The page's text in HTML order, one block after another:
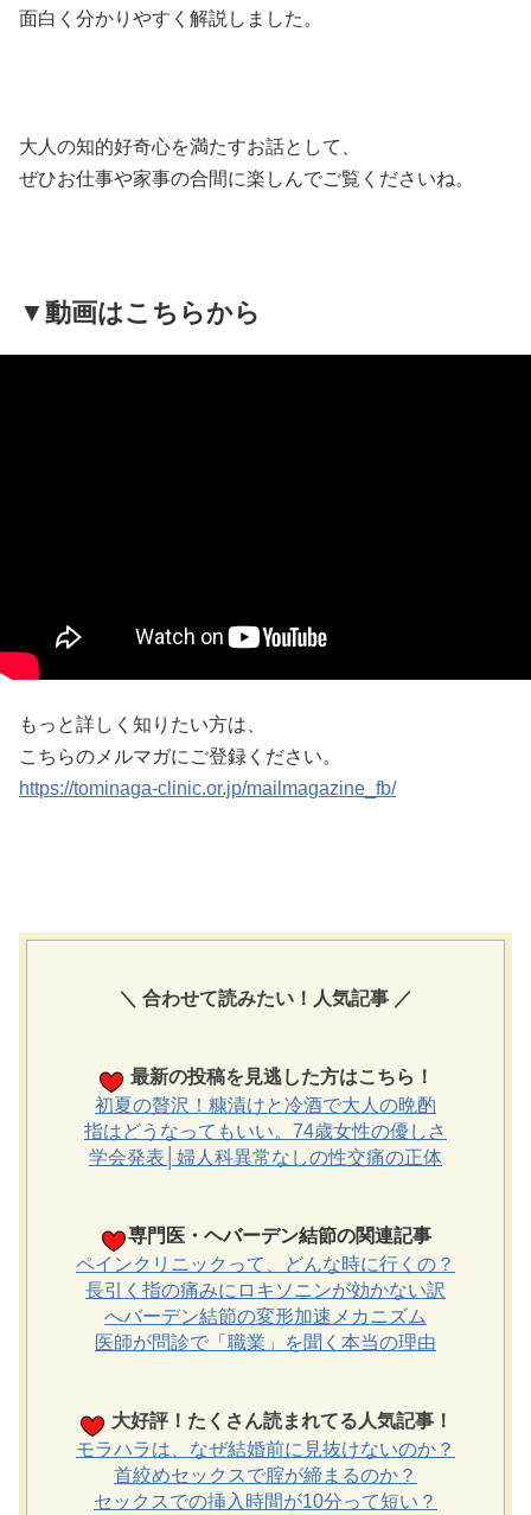
面白く分かりやすく解説しました。
大人の知的好奇心を満たすお話として、
ぜひお仕事や家事の合間に楽しんでご覧くださいね。
▼動画はこちらから
もっと詳しく知りたい方は、
こちらのメルマガにご登録ください。
https://tominaga-clinic.or.jp/mailmagazine_fb/
＼ 合わせて読みたい！人気記事 ／
最新の投稿を見逃した方はこちら！
初夏の贅沢！糠漬けと冷酒で大人の晩酌
指はどうなってもいい。74歳女性の優しさ
学会発表│婦人科異常なしの性交痛の正体
専門医・ヘバーデン結節の関連記事
ペインクリニックって、どんな時に行くの？
長引く指の痛みにロキソニンが効かない訳
へバーデン結節の変形加速メカニズム
医師が問診で「職業」を聞く本当の理由
大好評！たくさん読まれてる人気記事！
モラハラは、なぜ結婚前に見抜けないのか？
首絞めセックスで腟が締まるのか？
セックスでの挿入時間が10分って短い？